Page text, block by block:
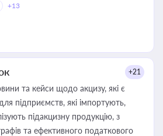
+13
+21
та кейси щодо акцизу, які є
підприємств, які імпортують,
підакцизну продукцію, з
та ефективного податкового